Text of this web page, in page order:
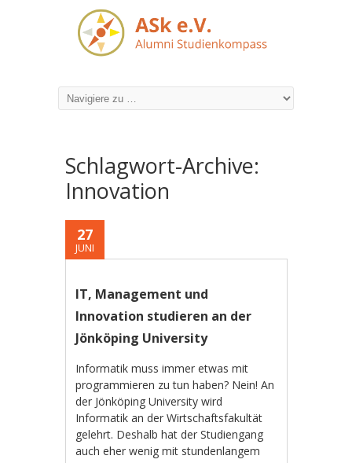
Schlagwort-Archive:
Innovation
27
JUNI
IT, Management und
Innovation studieren an der
Jönköping University
Informatik muss immer etwas mit
programmieren zu tun haben? Nein! An
der Jönköping University wird
Informatik an der Wirtschaftsfakultät
gelehrt. Deshalb hat der Studiengang
auch eher wenig mit stundenlangem